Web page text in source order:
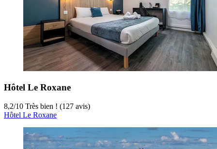
Hôtel Le Roxane
8,2/10 Très bien ! (127 avis)
Hôtel Le Roxane